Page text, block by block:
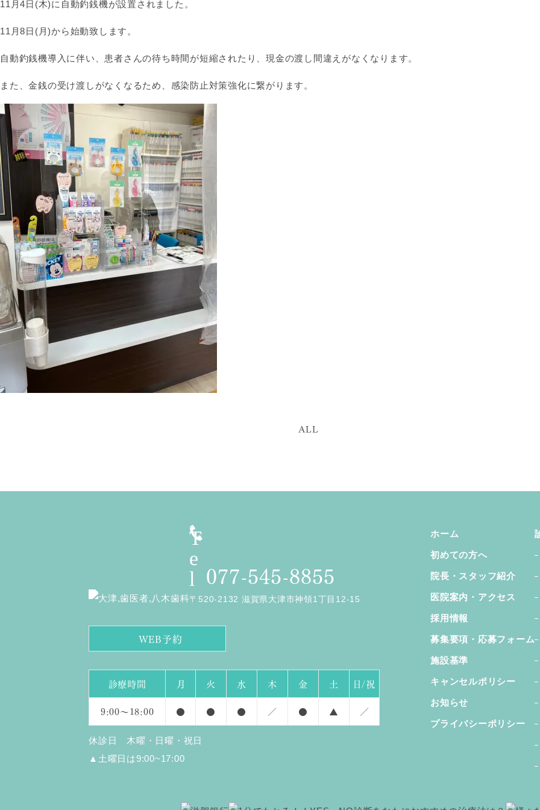
11月4日(木)に自動釣銭機が設置されました。
11月8日(月)から始動致します。
自動釣銭機導入に伴い、患者さんの待ち時間が短縮されたり、現金の渡し間違えがなくなります。
また、金銭の受け渡しがなくなるため、感染防止対策強化に繋がります。
ALL
077-545-8855
〒520-2132 滋賀県大津市神領1丁目12-15
WEB予約
診療時間 月 火 水 木 金 土
日/祝
9:00～18:00
● ● ● ／ ● ▲ ／
休診日 木曜・日曜・祝日
▲土曜日は9:00~17:00
ホーム
初めての方へ
院長・スタッフ紹介
医院案内・アクセス
採用情報
募集要項・応募フォーム
施設基準
キャンセルポリシー
お知らせ
プライバシーポリシー